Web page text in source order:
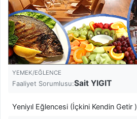
YEMEK/EĞLENCE
Faaliyet Sorumlusu:Sait YIGIT
Yeniyıl Eğlencesi (İçkini Kendin Getir )